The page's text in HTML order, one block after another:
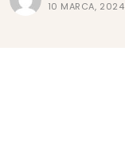
10 MARCA, 2024